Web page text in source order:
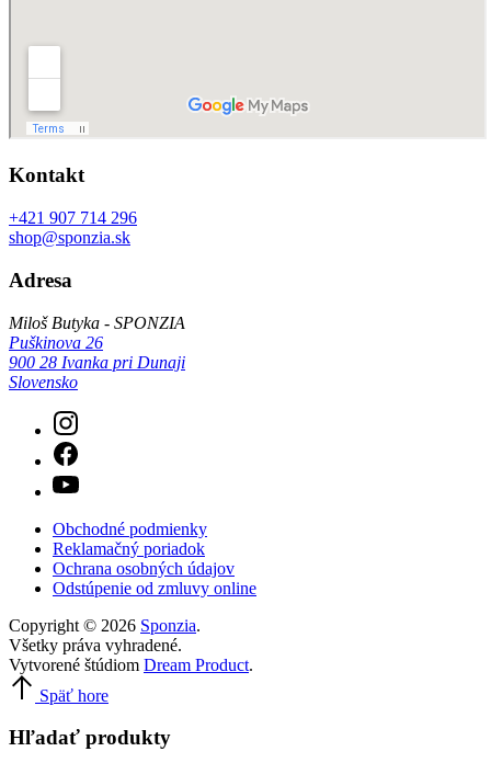
Kontakt
+421 907 714 296
shop@sponzia.sk
Adresa
Miloš Butyka - SPONZIA
Puškinova 26
900 28 Ivanka pri Dunaji
Slovensko
Obchodné podmienky
Reklamačný poriadok
Ochrana osobných údajov
Odstúpenie od zmluvy online
Copyright © 2026 Sponzia.
Všetky práva vyhradené.
Vytvorené štúdiom Dream Product.
Späť hore
Hľadať produkty